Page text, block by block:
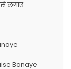
लगाए
Banaye